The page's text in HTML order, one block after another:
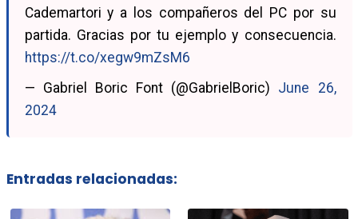
Cademartori y a los compañeros del PC por su
partida. Gracias por tu ejemplo y consecuencia.
https://t.co/xegw9mZsM6
— Gabriel Boric Font (@GabrielBoric) June 26,
2024
Entradas relacionadas: